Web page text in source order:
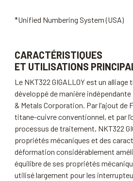
*Unified Numbering System (USA)
CARACTÉRISTIQUES
ET UTILISATIONS
Le NKT322 GIGALLOY est un
développé de manière
& Metals Corporation. Par l’ajout de
titane-cuivre conventionnel, et par
processus de traitement, NKT322
propriétés mécaniques et des
déformation considérablement
équilibre de ses propriétés
utilisé largement pour les